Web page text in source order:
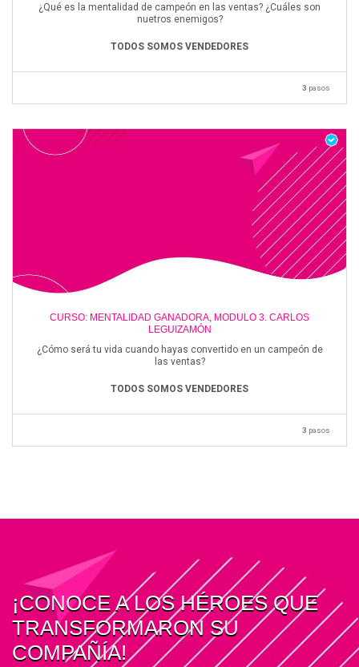
¿Qué es la mentalidad de campeón en las ventas? ¿Cuáles son
nuetros enemigos?
TODOS SOMOS VENDEDORES
3 pasos
CURSO: MENTALIDAD GANADORA, MODULO 3. CARLOS
LEGUIZAMÓN
¿Cómo será tu vida cuando hayas convertido en un campeón de
las ventas?
TODOS SOMOS VENDEDORES
3 pasos
¡CONOCE A LOS HÉROES QUE
TRANSFORMARON SU
COMPAÑÍA!